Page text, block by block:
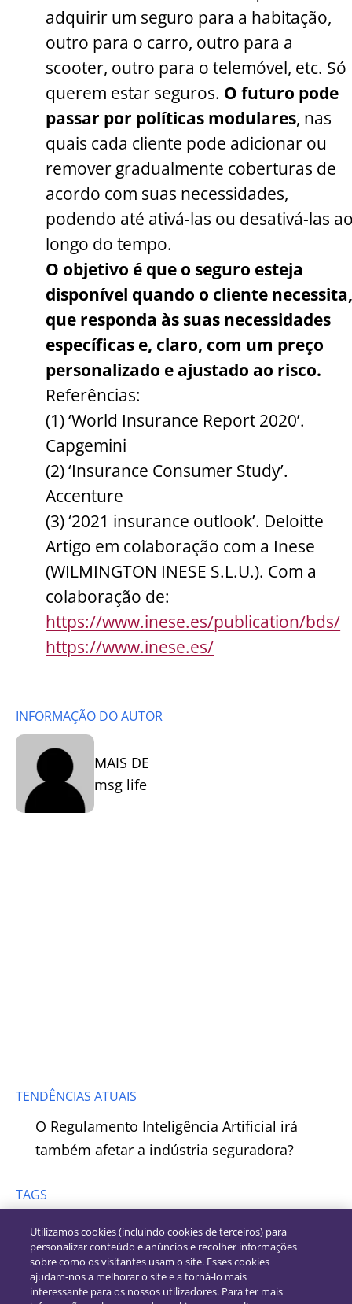
adquirir um seguro para a habitação,
outro para o carro, outro para a
scooter, outro para o telemóvel, etc. Só
querem estar seguros. O futuro pode
passar por políticas modulares, nas
quais cada cliente pode adicionar ou
remover gradualmente coberturas de
acordo com suas necessidades,
podendo até ativá-las ou desativá-las
longo do tempo.
O objetivo é que o seguro esteja
disponível quando o cliente
que responda às suas necessidades
específicas e, claro, com um preço
personalizado e ajustado ao risco.
Referências:
(1) ‘World Insurance Report 2020’.
Capgemini
(2) ‘Insurance Consumer Study’.
Accenture
(3) ‘2021 insurance outlook’. Deloitte
Artigo em colaboração com a Inese
(WILMINGTON INESE S.L.U.). Com a
colaboração de:
https://www.inese.es/publication/bds/
https://www.inese.es/
INFORMAÇÃO DO AUTOR
MAIS DE
msg life
TENDÊNCIAS ATUAIS
O Regulamento Inteligência Artificial irá
também afetar a indústria seguradora?
TAGS
Utilizamos cookies (incluindo cookies de terceiros) para
personalizar conteúdo e anúncios e recolher informações
sobre como os visitantes usam o site. Esses cookies
ajudam-nos a melhorar o site e a torná-lo mais
interessante para os nossos utilizadores. Para ter mais